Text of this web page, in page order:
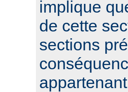
implique
de cette
sections